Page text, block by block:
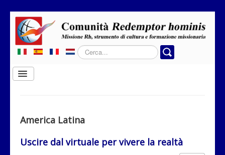
Cerca...
Cambia
Chi siamo
America Latina
Uscire dal virtuale per vivere la realtà